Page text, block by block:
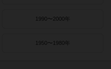
1990〜2000年
1950〜1980年